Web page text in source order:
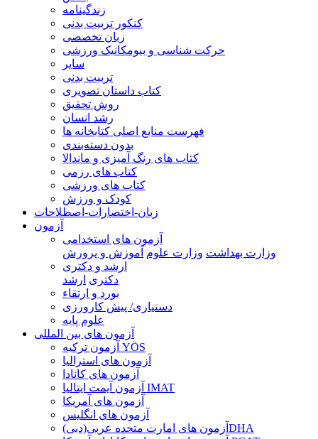
زندگینامه
کنکور تربیت بدنی
زبان تخصصی
حرکت شناسی و بیومکانیک ورزشی
سایر
تربیت بدنی
کتاب داستان تصویری
روش تحقیق
رشد انسان
فهرست منابع اصلی کتابخانه ها
بدون دسته‌بندی
کتاب های رنگ آمیزی و ماندالا
کتاب های رزمی
کتاب های ورزشی
کودک و ورزش
زبان-اختصارات-اصطلاحات
آزمون
آزمون های استخدامی
وزارت بهداشت وزارت علوم آموزش و پرورش
ارشد و دکتری
دکتری ارشد
بورد و ارتقاء
دستیاری/ پیش کارورزی
علوم پایه
آزمون های بین المللی
آزمون تركيه YÖS
آزمون های استرالیا
آزمون های کانادا
آزمون آیمت ایتالیا IMAT
آزمون های آمریکا
آزمون های انگلیس
آزمون های امارت متحده عربی(دبی)DHA